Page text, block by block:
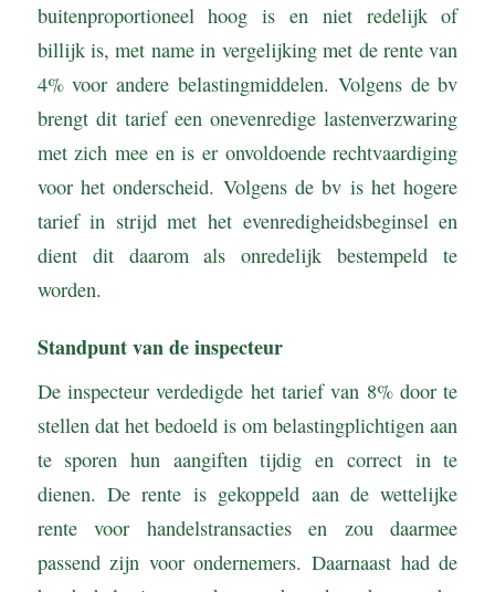
buitenproportioneel hoog is en niet redelijk of
billijk is, met name in vergelijking met de rente van
4% voor andere belastingmiddelen. Volgens de bv
brengt dit tarief een onevenredige lastenverzwaring
met zich mee en is er onvoldoende rechtvaardiging
voor het onderscheid. Volgens de bv is het hogere
tarief in strijd met het evenredigheidsbeginsel en
dient dit daarom als onredelijk bestempeld te
worden.
Standpunt van de inspecteur
De inspecteur verdedigde het tarief van 8% door te
stellen dat het bedoeld is om belastingplichtigen aan
te sporen hun aangiften tijdig en correct in te
dienen. De rente is gekoppeld aan de wettelijke
rente voor handelstransacties en zou daarmee
passend zijn voor ondernemers. Daarnaast had de